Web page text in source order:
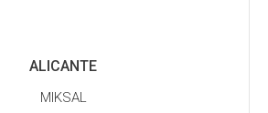
ALICANTE
MIKSAL